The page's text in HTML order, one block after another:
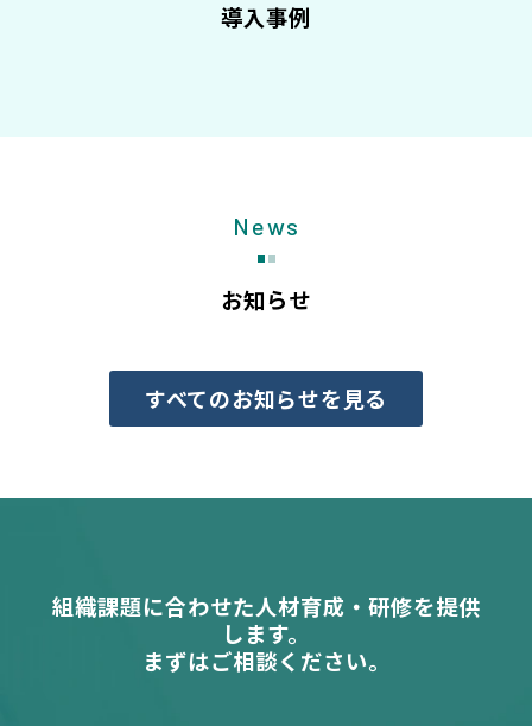
導入事例
News
お知らせ
すべてのお知らせを見る
組織課題に合わせた人材育成・研修を提供
します。
まずはご相談ください。